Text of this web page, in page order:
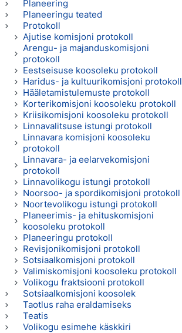
Planeering
Planeeringu teated
Protokoll
Ajutise komisjoni protokoll
Arengu- ja majanduskomisjoni
protokoll
Eestseisuse koosoleku protokoll
Haridus- ja kultuurikomisjoni protokoll
Hääletamistulemuste protokoll
Korterikomisjoni koosoleku protokoll
Kriisikomisjoni koosoleku protokoll
Linnavalitsuse istungi protokoll
Linnavara komisjoni koosoleku
protokoll
Linnavara- ja eelarvekomisjoni
protokoll
Linnavolikogu istungi protokoll
Noorsoo- ja spordikomisjoni protokoll
Noortevolikogu istungi protokoll
Planeerimis- ja ehituskomisjoni
koosoleku protokoll
Planeeringu protokoll
Revisjonikomisjoni protokoll
Sotsiaalkomisjoni protokoll
Valimiskomisjoni koosoleku protokoll
Volikogu fraktsiooni protokoll
Sotsiaalkomisjoni koosolek
Taotlus raha eraldamiseks
Teatis
Volikogu esimehe käskkiri